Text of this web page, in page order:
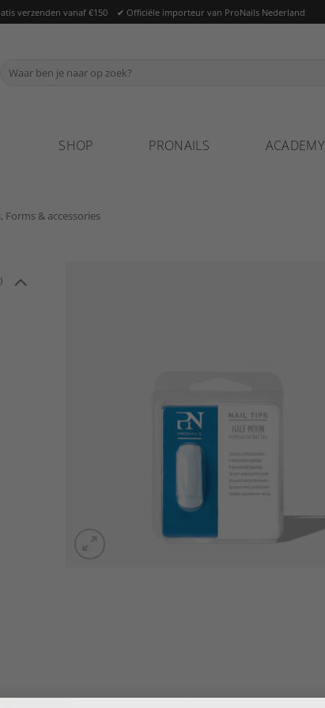
verzenden vanaf €150 ✔ Officiële importeur van ProNails Nederland
Zoeken
SHOP PRONAILS ACADEMY
Forms & accessories